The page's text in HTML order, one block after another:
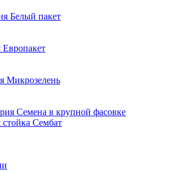
Белый пакет
Европакет
Микрозелень
Семена в крупной фасовке
стойка Сембат